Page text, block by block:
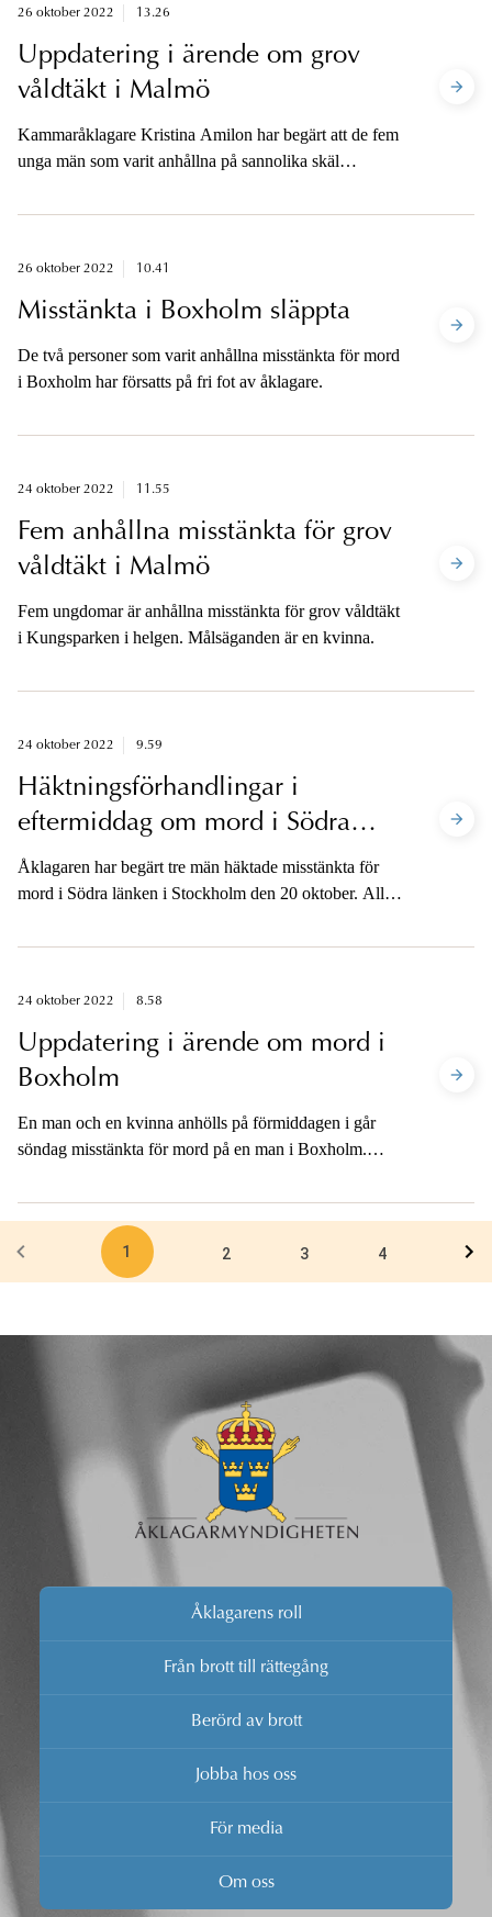
kammaråklagare Henrik Olin väcka åtal i ärendet. I
26 oktober 2022 13.26
Uppdatering i ärende om grov
våldtäkt i Malmö
Kammaråklagare Kristina Amilon har begärt att de fem
unga män som varit anhållna på sannolika skäl
helgen ska begäras häktade. Åklagaren är inte
26 oktober 2022 10.41
Misstänkta i Boxholm släppta
De två personer som varit anhållna misstänkta för mord
i Boxholm har försatts på fri fot av åklagare.
24 oktober 2022 11.55
Fem anhållna misstänkta för grov
våldtäkt i Malmö
Fem ungdomar är anhållna misstänkta för grov våldtäkt
i Kungsparken i helgen. Målsäganden är en kvinna.
24 oktober 2022 9.59
Häktningsförhandlingar i
eftermiddag om mord i Södra
länken i Stockholm
Åklagaren har begärt tre män häktade misstänkta för
mord i Södra länken i Stockholm den 20 oktober. Alla
misstänkt för grovt vapenbrott.
24 oktober 2022 8.58
Uppdatering i ärende om mord i
Boxholm
En man och en kvinna anhölls på förmiddagen i går
söndag misstänkta för mord på en man i Boxholm.
ska begäras häktade eller släppas på fri fot.
1 2 3 4
Åklagarens roll
Från brott till rättegång
Berörd av brott
Jobba hos oss
För media
Om oss